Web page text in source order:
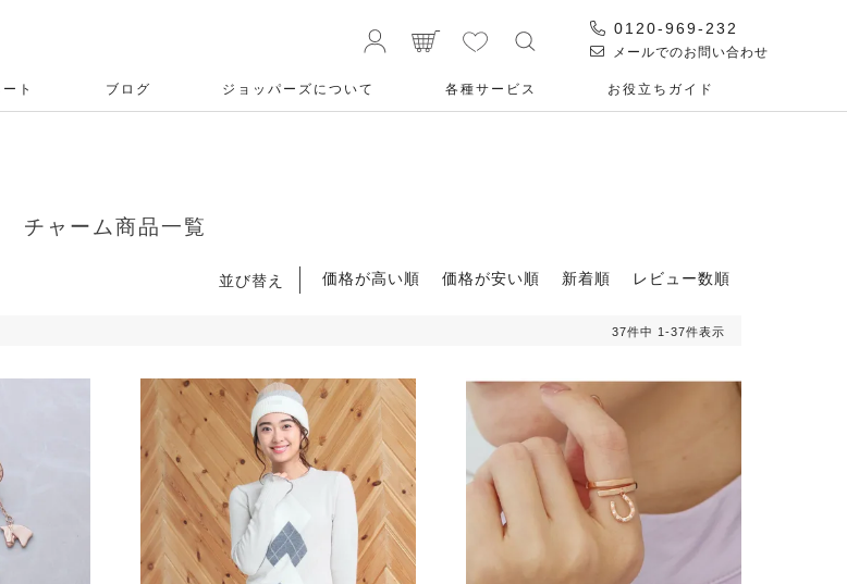
0120-969-232
メールでのお問い合わせ
ト ブログ ジョッパーズについて 各種サービス お役⽴ちガイド
チャーム商品一覧
並び替え 価格が高い順 価格が安い順 新着順 レビュー数順
37件中 1 -37件表示